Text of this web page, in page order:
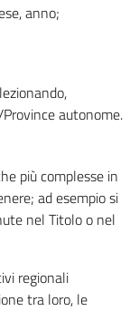
anno;
autonome.
più complesse in
ad esempio si
nel Titolo o nel
regionali
tra loro, le